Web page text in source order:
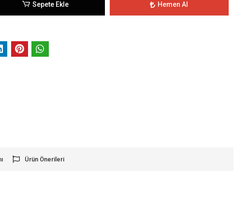
Sepete Ekle Hemen Al
Ürün Önerileri